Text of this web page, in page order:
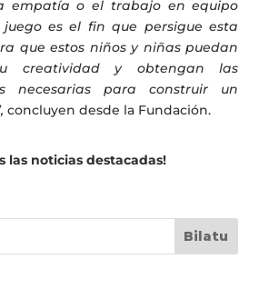
empatía o el trabajo en equipo
es el fin que persigue esta
que estos niños y niñas puedan
creatividad y obtengan las
necesarias para construir un
concluyen desde la Fundación.
las noticias destacadas!